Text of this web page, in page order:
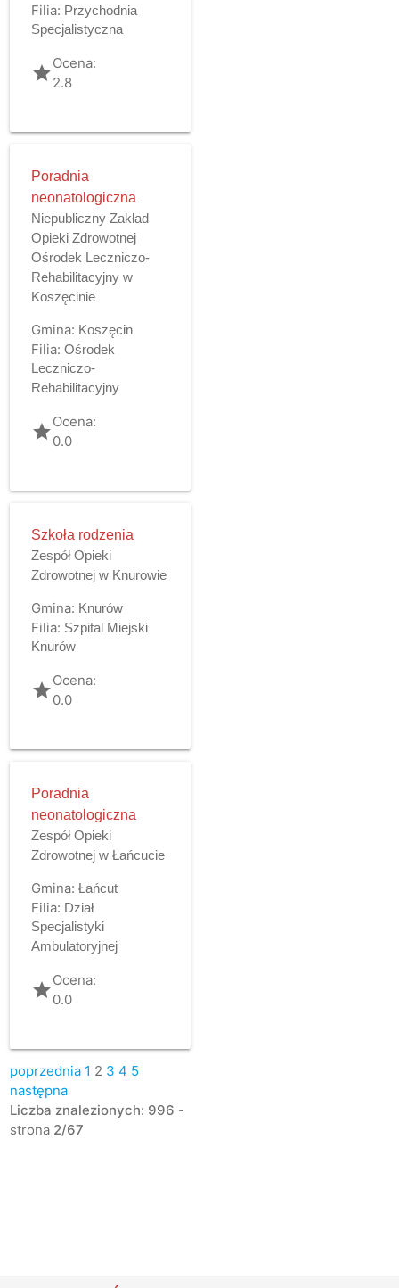
Filia: Przychodnia
Specjalistyczna
gradeOcena:
2.8
Poradnia
neonatologiczna
Niepubliczny Zakład
Opieki Zdrowotnej
Ośrodek Leczniczo-
Rehabilitacyjny w
Koszęcinie
Gmina: Koszęcin
Filia: Ośrodek
Leczniczo-
Rehabilitacyjny
gradeOcena:
0.0
Szkoła rodzenia
Zespół Opieki
Zdrowotnej w Knurowie
Gmina: Knurów
Filia: Szpital Miejski
Knurów
gradeOcena:
0.0
Poradnia
neonatologiczna
Zespół Opieki
Zdrowotnej w Łańcucie
Gmina: Łańcut
Filia: Dział
Specjalistyki
Ambulatoryjnej
gradeOcena:
0.0
poprzednia 1 2 3 4 5
następna
Liczba znalezionych: 996 -
strona 2/67